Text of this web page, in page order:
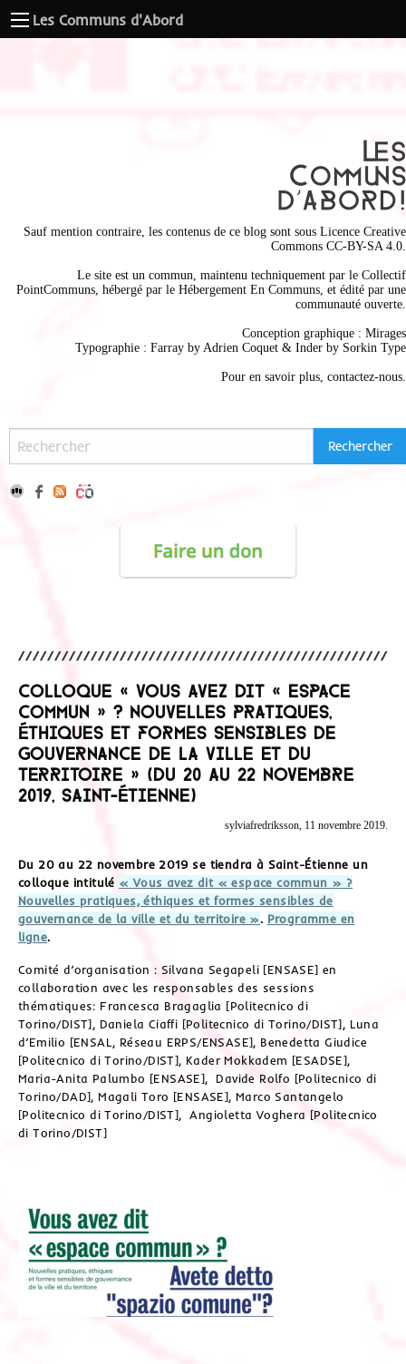
Les Communs d'Abord
Sauf mention contraire, les contenus de ce blog sont sous Licence Creative
Commons CC-BY-SA 4.0
Le site est un commun, maintenu techniquement par le Collectif
PointCommuns , hébergé par le Hébergement En Communs , et édité par une
communauté ouverte.
Conception graphique : Mirages
Typographie : Farray by Adrien Coquet & Inder by Sorkin Type
Pour en savoir plus, contactez-nous
Colloque « Vous avez dit « espace
commun » ? Nouvelles pratiques,
éthiques et formes sensibles de
gouvernance de la ville et du
territoire » (du 20 au 22 novembre
2019, Saint-Étienne)
sylviafredriksson, 11 novembre 2019.
Du 20 au 22 novembre 2019 se tiendra à Saint-Étienne un
colloque intitulé « Vous avez dit « espace commun » ?
Nouvelles pratiques, éthiques et formes sensibles de
gouvernance de la ville et du territoire ». Programme en
ligne.
Comité d’organisation : Silvana Segapeli [ENSASE] en
collaboration avec les responsables des sessions
thématiques: Francesca Bragaglia [Politecnico di
Torino/DIST], Daniela Ciaffi [Politecnico di Torino/DIST], Luna
d’Emilio [ENSAL, Réseau ERPS/ENSASE], Benedetta Giudice
[Politecnico di Torino/DIST], Kader Mokkadem [ESADSE],
Maria-Anita Palumbo [ENSASE], Davide Rolfo [Politecnico di
Torino/DAD], Magali Toro [ENSASE], Marco Santangelo
[Politecnico di Torino/DIST], Angioletta Voghera [Politecnico
di Torino/DIST]